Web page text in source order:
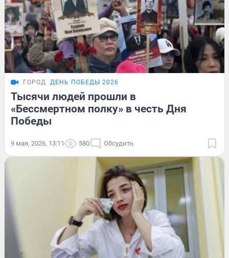
ГОРОД ДЕНЬ ПОБЕДЫ 2026
Тысячи людей прошли в
«Бессмертном полку» в честь Дня
Победы
9 мая, 2026, 13:11 580 Обсудить